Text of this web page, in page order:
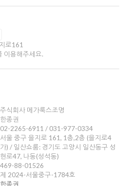
로161
이용해주세요.
주식회사 메가룩스조명
한종권
02-2265-6911 / 031-977-0334
서울 중구 을지로 161, 1층,2층 (을지로4
가) / 일산쇼룸: 경기도 고양시 일산동구 성
현로47, 나동(성석동)
469-88-01526
제 2024-서울중구-1784호
한종권